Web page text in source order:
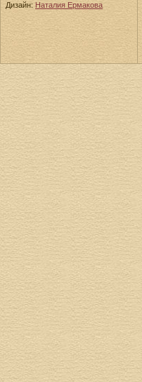
Дизайн: Наталия Ермакова